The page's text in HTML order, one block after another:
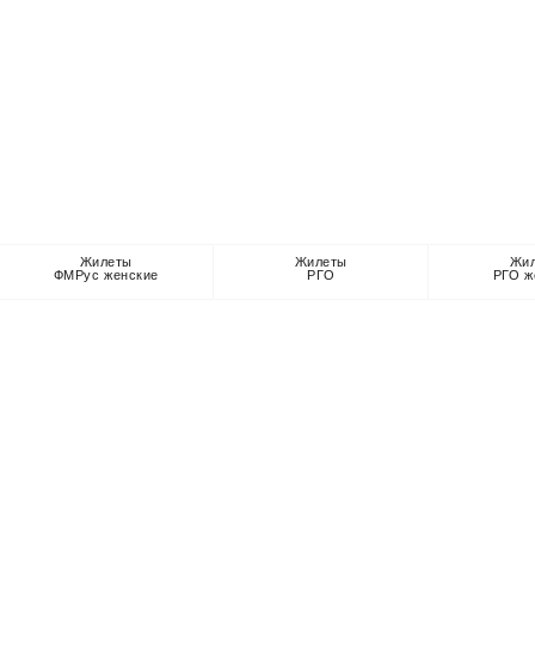
Жилеты
ФМРус женские
Жилеты
РГО
РГО